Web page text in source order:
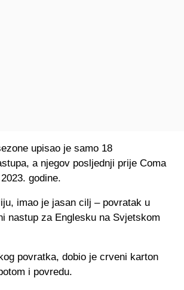
upisao je samo 18
a njegov posljednji prije Coma
godine.
imao je jasan cilj – povratak u
nastup za Englesku na Svjetskom
povratka, dobio je crveni karton
i povredu.